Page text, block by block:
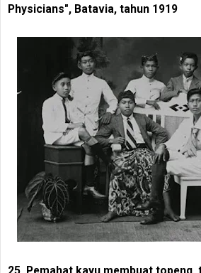
Physicians", Batavia, tahun 1919